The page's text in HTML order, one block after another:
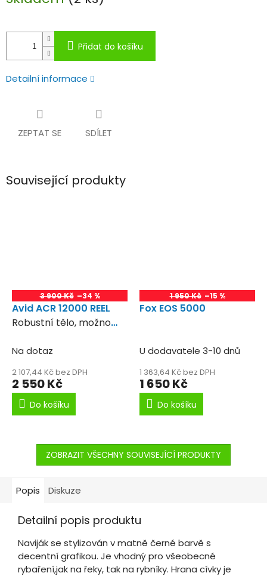
Přidat do košíku
Detailní informace
ZEPTAT SE SDÍLET
Související produkty
3 900 Kč –34 %
Avid ACR 12000 REEL
Robustní tělo, možno
Na dotaz
2 107,44 Kč bez DPH
2 550 Kč
Do košíku
1 950 Kč –15 %
Fox EOS 5000
U dodavatele 3-10 dnů
1 363,64 Kč bez DPH
1 650 Kč
Do košíku
ZOBRAZIT VŠECHNY SOUVISEJÍCÍ PRODUKTY
Popis Diskuze
Detailní popis produktu
Naviják se stylizován v matně černé barvě s
decentní grafikou. Je vhodný pro všeobecné
rybaření,jak na řeky, tak na rybníky. Hrana cívky je